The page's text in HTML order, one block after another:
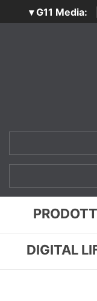
▾ G11 Media:
SecurityOpenLab
DIGITAL